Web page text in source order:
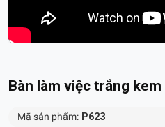
Bàn làm việc trắng kem
Mã sản phẩm:P623